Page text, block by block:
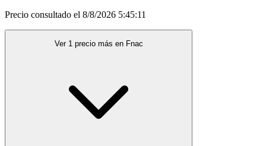
Precio consultado el 8/8/2026 5:45:11
Ver 1 precio más en Fnac